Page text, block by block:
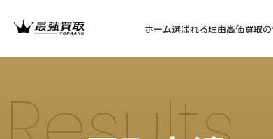
ホーム選ばれる理由高価買取